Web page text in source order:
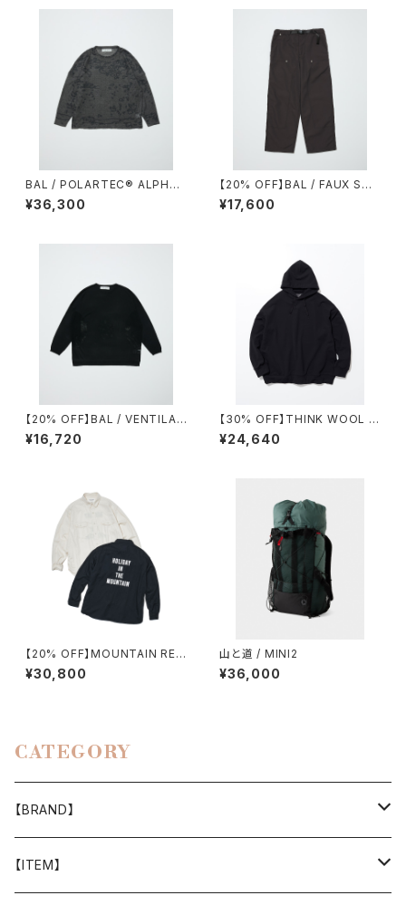
BAL / POLARTEC®︎ ALPHA
DIRECT PATTERN SWEATE
R
¥36,300
【20% OFF】BAL / FAUX STI
TCH CARPENTER PANT
¥17,600
【20% OFF】BAL / VENTILAT
ION MESH CREW SWEATER
¥16,720
【30% OFF】THINK WOOL /
BRUSHED LINING PARKA
¥24,640
【20% OFF】MOUNTAIN RES
EARCH / H.I.T.M. SHIRT
¥30,800
山と道 / MINI2
¥36,000
CATEGORY
【BRAND】
山と道
【ITEM】